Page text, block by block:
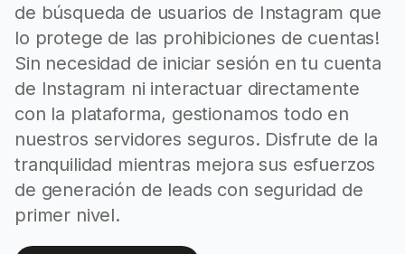
de búsqueda de usuarios de Instagram que
lo protege de las prohibiciones de cuentas!
Sin necesidad de iniciar sesión en tu cuenta
de Instagram ni interactuar directamente
con la plataforma, gestionamos todo en
nuestros servidores seguros. Disfrute de la
tranquilidad mientras mejora sus esfuerzos
de generación de leads con seguridad de
primer nivel.